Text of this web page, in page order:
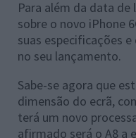
Para além da data
sobre o novo iPhone
suas especificações
no seu lançamento.
Sabe-se agora que
dimensão do ecrã,
terá um novo
afirmado será o A8 a